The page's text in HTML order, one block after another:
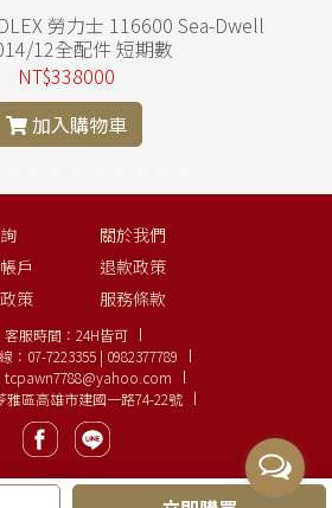
勞力士 116600 Sea-Dwell
12全配件 短期數
NT$338000
加入購物車
關於我們
戶
退款政策
策
服務條款
客服時間： 24H皆可
： 07-7223355 | 0982377789
tcpawn7788@yahoo.com
雅區高雄市建國一路74-22號